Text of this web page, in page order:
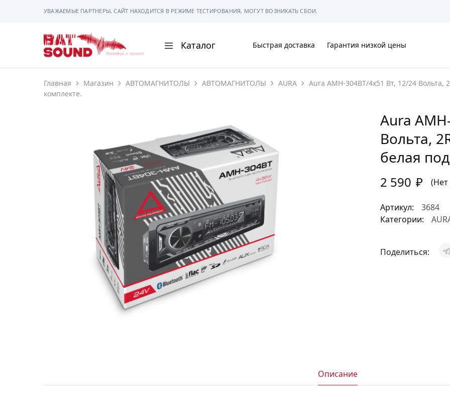
УВАЖАЕМЫЕ ПАРТНЕРЫ, САЙТ НАХОДИТСЯ В РЕЖИМЕ ТЕСТИРОВАНИЯ, МОГУТ ВОЗНИКАТЬ СБОИ.
BAT
Sound
Каталог
АВТОМАГНИТОЛЫ
РАМКИ И РАЗЪЕМЫ
ГАДЖЕТЫ
СИГНАЛИЗАЦИИ
ПОМОЩЬ ПРИ ПАРКОВКЕ
МУЗЫКАЛЬНЫЕ АКСЕССУАРЫ
АВТОУСИЛИТЕЛИ
САБВУФЕРЫ
ШУМОИЗОЛЯЦИЯ
Быстрая доставка Гарантия низкой цены
Главная Магазин АВТОМАГНИТОЛЫ АВТОМАГНИТОЛЫ AURA
Aura AMH-304BT/4х51 Вт, 12/24 Вольта,
комплекте.
Aura
Вольта,
белая
2 590 ₽
Артикул:
3684
Категории:
Поделиться:
Описание